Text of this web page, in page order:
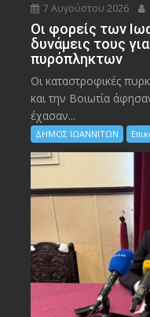
7 Αυγούστου 2026
Οι φορείς των
δυνάμεις τους
πυρόπληκτων
Οι καταστροφικές
και την Bοιωτία
έχασαν...
ΔΗΜΟΣ ΙΩΑΝΝΙΤΩΝ